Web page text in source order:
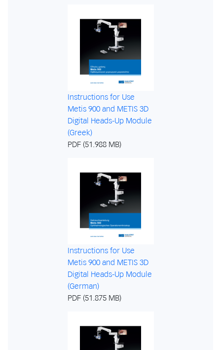
Instructions for Use
Metis 900 and METIS 3D
Digital Heads-Up Module
(Greek)
PDF (51.988 MB)
Instructions for Use
Metis 900 and METIS 3D
Digital Heads-Up Module
(German)
PDF (51.875 MB)